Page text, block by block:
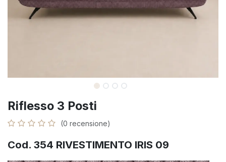
Riflesso 3 Posti
(0 recensione)
Cod. 354 RIVESTIMENTO IRIS 09